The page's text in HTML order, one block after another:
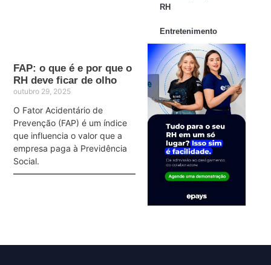
FAP: o que é e por que o
RH deve ficar de olho
outubro 29, 2025
O Fator Acidentário de
Prevenção (FAP) é um índice
que influencia o valor que a
empresa paga à Previdência
Social.
RH
Entretenimento